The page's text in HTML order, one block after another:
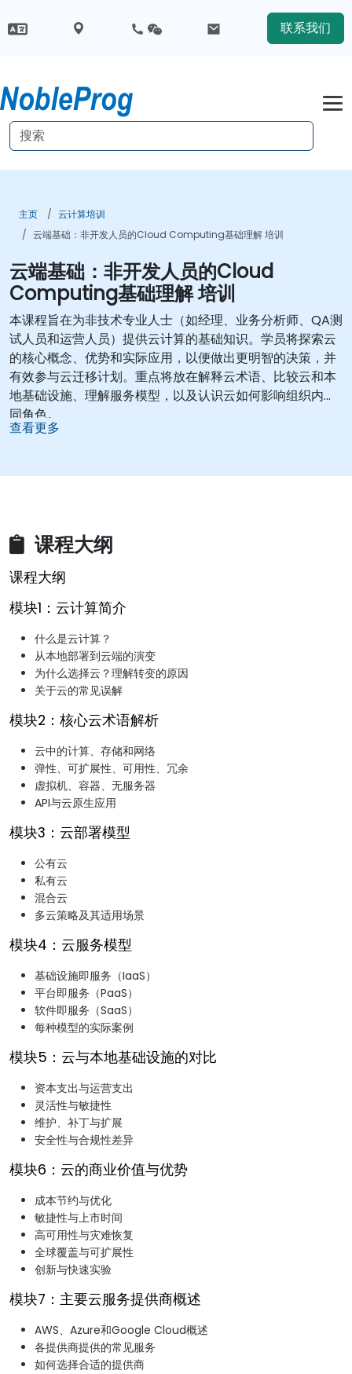
联系我们
主页
云计算培训
云端基础：非开发人员的Cloud Computing基础理解 培训
云端基础：非开发人员的Cloud
Computing基础理解 培训
本课程旨在为非技术专业人士（如经理、业务分析师、QA测
试人员和运营人员）提供云计算的基础知识。学员将探索云
的核心概念、优势和实际应用，以便做出更明智的决策，并
有效参与云迁移计划。重点将放在解释云术语、比较云和本
地基础设施、理解服务模型，以及认识云如何影响组织内不
同角色。
查看更多
课程大纲
课程大纲
模块1：云计算简介
什么是云计算？
从本地部署到云端的演变
为什么选择云？理解转变的原因
关于云的常见误解
模块2：核心云术语解析
云中的计算、存储和网络
弹性、可扩展性、可用性、冗余
虚拟机、容器、无服务器
API与云原生应用
模块3：云部署模型
公有云
私有云
混合云
多云策略及其适用场景
模块4：云服务模型
基础设施即服务（IaaS）
平台即服务（PaaS）
软件即服务（SaaS）
每种模型的实际案例
模块5：云与本地基础设施的对比
资本支出与运营支出
灵活性与敏捷性
维护、补丁与扩展
安全性与合规性差异
模块6：云的商业价值与优势
成本节约与优化
敏捷性与上市时间
高可用性与灾难恢复
全球覆盖与可扩展性
创新与快速实验
模块7：主要云服务提供商概述
AWS、Azure和Google Cloud概述
各提供商提供的常见服务
如何选择合适的提供商